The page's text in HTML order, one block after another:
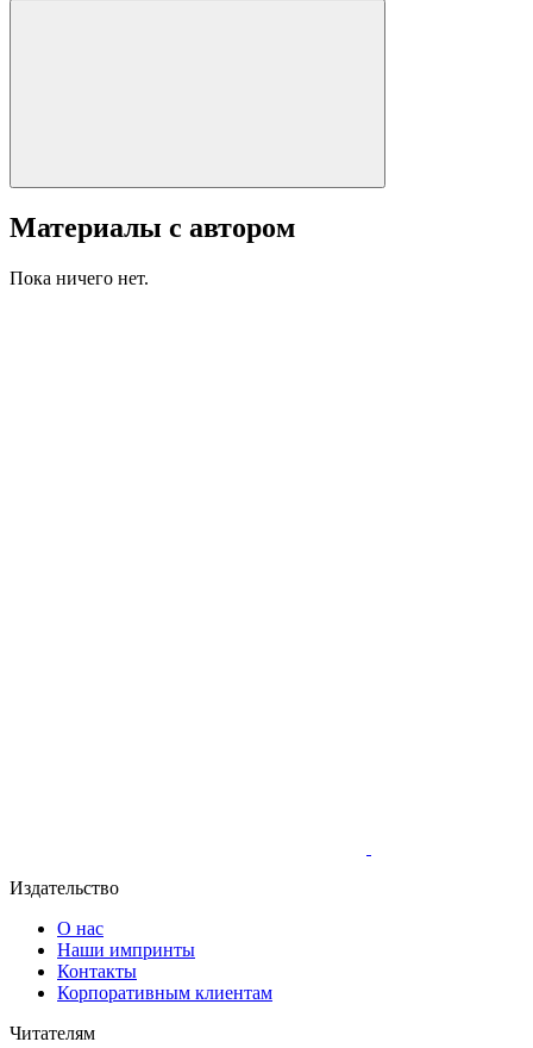
Материалы с автором
Пока ничего нет.
Издательство
О нас
Наши импринты
Контакты
Корпоративным клиентам
Читателям